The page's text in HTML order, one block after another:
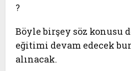
?
Böyle birşey söz konusu
eğitimi devam edecek
alınacak.